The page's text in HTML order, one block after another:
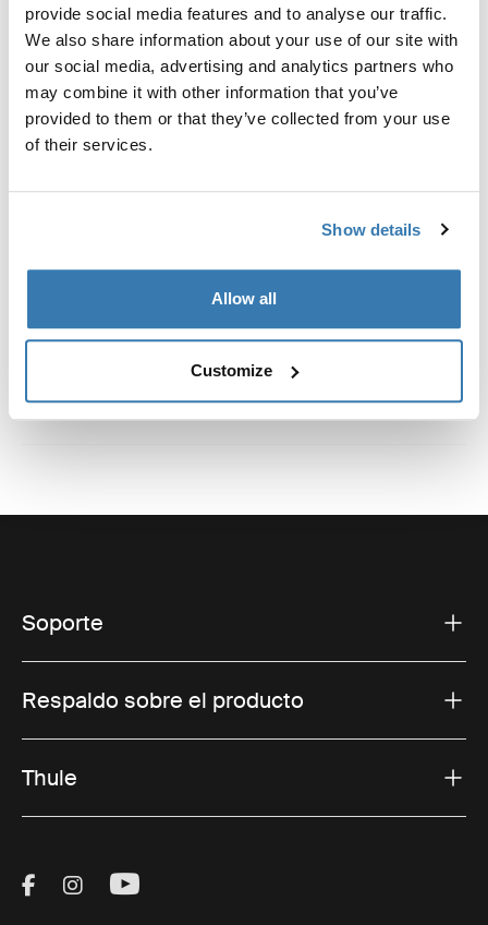
provide social media features and to analyse our traffic.
We also share information about your use of our site with
our social media, advertising and analytics partners who
may combine it with other information that you’ve
provided to them or that they’ve collected from your use
of their services.
Show details
Allow all
Customize
de fijación integrados, perfil en T o puntos de fijación
de portaequipajes de instalación personalizada.
Toggle guides and instructions
Soporte
Respaldo sobre el producto
Thule
Visit Thule on Facebook (external link)
Visit Thule on Instagram (external link)
Visit Thule on Youtube (external